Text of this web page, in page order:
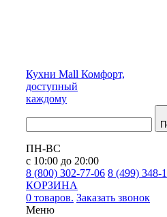
Кухни Mall Комфорт,
доступный
каждому
ПН-ВС
с 10:00 до 20:00
8 (800) 302-77-06 8 (499) 348-
КОРЗИНА
0 товаров. Заказать звонок
Меню